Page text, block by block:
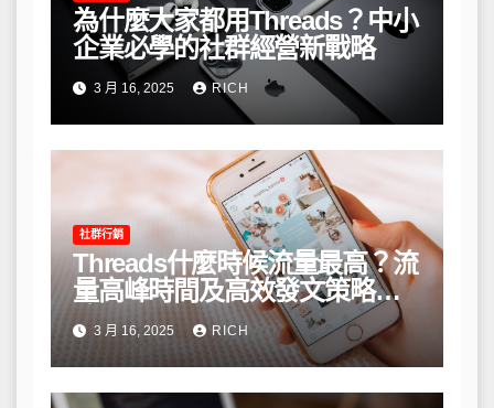
為什麼大家都用Threads？中小
企業必學的社群經營新戰略
3 月 16, 2025 RICH
社群行銷
Threads什麼時候流量最高？流
量高峰時間及高效發文策略攻
略3 月 16, 2025 RICH